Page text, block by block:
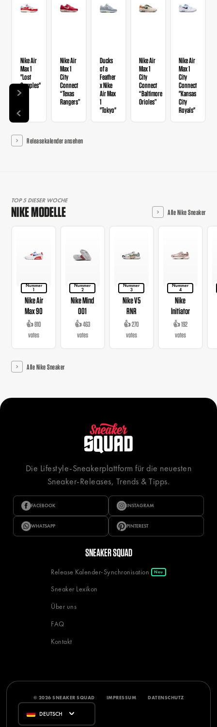
Nike Air
Max 1
"Lost
Samples"
Nike Air
Max 1
City
Connect
“Texas
Rangers”
Ducks
of a
Feather
x Nike
Air Max
1
"Tokyo"
Nike Air
Max 1
City
Connect
“Baltimore
Orioles”
Nike Air
Max 1
City
Connect
"Kansas
City
Royals"
Releasekalender ansehen
TOP 5 DIESER WOCHE
NIKE MODELLE Alle Nike Sneaker
Nummer
1
Nike Air
Max 90
👍 810
votes
Nummer
2
Nike Mind
001
👍 463
votes
Nummer
3
Nike V5
RNR
👍 270
votes
Nummer
4
Nike
Initiator
👍 192
votes
Alle Nike Sneaker
Die Lifestyle-Sneakerplattform für die neuesten
Sneaker-Releases, Trends & Tipps.
FACEBOOK INSTAGRAM
WHATSAPP PINTEREST
SNEAKER SQUAD
Release Kalender-Synchronisation Neu
Sneaker Lexikon
Über uns
FAQ
Kontakt
© 2026 SNEAKER SQUAD IMPRESSUM DATENSCHUTZ
DEUTSCH